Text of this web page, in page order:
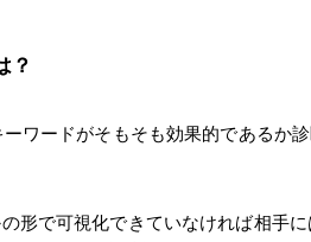
？
ワードがそもそも効果的であるか診
形で可視化できていなければ相手に